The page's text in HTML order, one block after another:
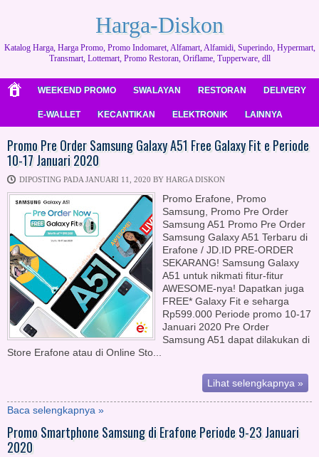
Harga-Diskon
Katalog Harga, Harga Promo, Promo Indomaret, Alfamart, Alfamidi, Superindo, Hypermart,
Transmart, Lottemart, Promo Restoran, Oriflame, Tupperware, dll
WEEKEND PROMO SWALAYAN RESTORAN DELIVERY
E-WALLET KECANTIKAN ELEKTRONIK LAINNYA
Promo Pre Order Samsung Galaxy A51 Free Galaxy Fit e Periode
10-17 Januari 2020
DIPOSTING PADA JANUARI 11, 2020 BY HARGA DISKON
Promo Erafone, Promo
Samsung, Promo Pre Order
Samsung A51 Promo Pre Order
Samsung Galaxy A51 Terbaru di
Erafone / JD.ID PRE-ORDER
SEKARANG! Samsung Galaxy
A51 untuk nikmati fitur-fitur
AWESOME-nya! Dapatkan juga
FREE* Galaxy Fit e seharga
Rp599.000 Periode promo 10-17
Januari 2020 Pre Order
Samsung A51 dapat dilakukan di
Store Erafone atau di Online Sto...
Lihat selengkapnya »
Baca selengkapnya »
Promo Smartphone Samsung di Erafone Periode 9-23 Januari
2020